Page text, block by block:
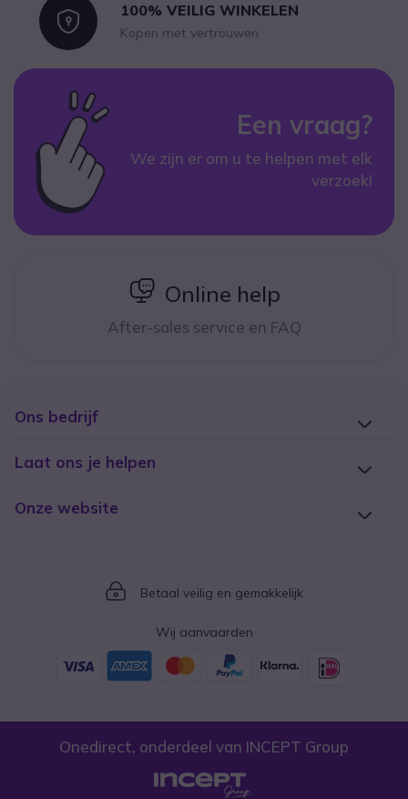
Icon100% VEILIG WINKELEN
Kopen met vertrouwen
Een vraag?
We zijn er om u te helpen met elk
verzoek!
icon
Online help
After-sales service en FAQ
Ons bedrijf
Laat ons je helpen
Onze website
Icon
Betaal veilig en gemakkelijk
Wij aanvaarden
Onedirect, onderdeel van INCEPT Group